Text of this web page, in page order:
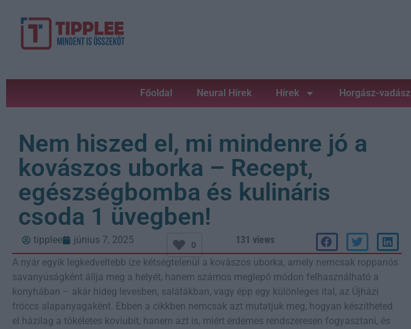
Főoldal Neural Hírek Hírek Horgász-vadász
Nem hiszed el, mi mindenre jó a
kovászos uborka – Recept,
egészségbomba és kulináris
csoda 1 üvegben!
tipplee június 7, 2025 0
131 views
A nyár egyik legkedveltebb íze kétségtelenül a kovászos uborka, amely nemcsak roppanós
savanyúságként állja meg a helyét, hanem számos meglepő módon felhasználható a
konyhában – akár hideg levesben, salátákban, vagy épp egy különleges ital, az Újházi
fröccs alapanyagaként. Ebben a cikkben nemcsak azt mutatjuk meg, hogyan készítheted
el házilag a tökéletes koviubit, hanem azt is, miért érdemes rendszeresen fogyasztani, és